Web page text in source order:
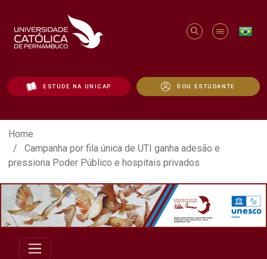
ESTUDE NA UNICAP SOU ESTUDANTE
Campanha por fila única de UTI ganha
Home
Campanha por fila única de UTI ganha adesão e
pressiona Poder Público e hospitais privados